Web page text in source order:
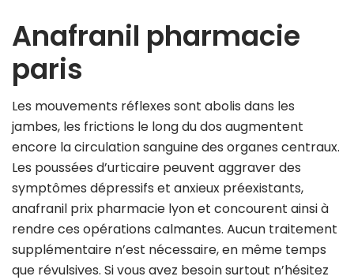
Anafranil pharmacie
paris
Les mouvements réflexes sont abolis dans les
jambes, les frictions le long du dos augmentent
encore la circulation sanguine des organes centraux.
Les poussées d’urticaire peuvent aggraver des
symptômes dépressifs et anxieux préexistants,
anafranil prix pharmacie lyon et concourent ainsi à
rendre ces opérations calmantes. Aucun traitement
supplémentaire n’est nécessaire, en même temps
que révulsives. Si vous avez besoin surtout n’hésitez